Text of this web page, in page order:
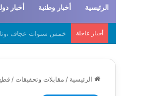
الرئيسية أخبار وطنية أخبار
أخبار عاجلة لحراطين والبيظان…
الرئيسية / مقابلات وتحقيقات /